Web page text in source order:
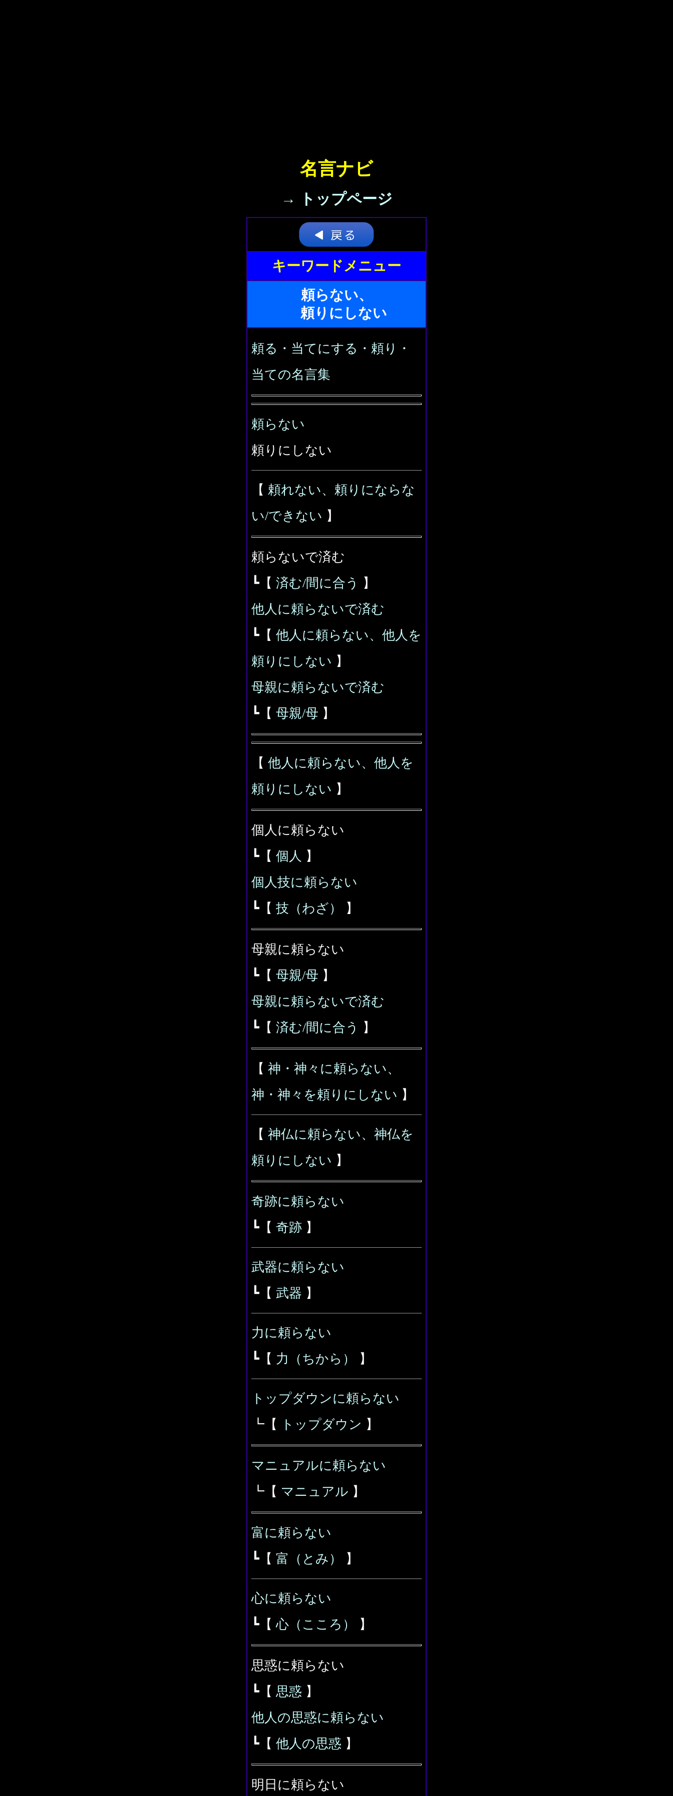
名言ナビ
→ トップページ
キーワードメニュー
頼らない、
頼りにしない
頼る・当てにする・頼り・
当ての名言集
頼らない
頼りにしない
【 頼れない、頼りにならな
い/できない 】
頼らないで済む
┗【 済む/間に合う
】
他人に頼らないで済む
┗【 他人に頼らない、他人を
頼りにしない 】
母親に頼らないで済む
┗【 母親/母 】
【 他人に頼らない、他人を
頼りにしない 】
個人に頼らない
┗【 個人 】
個人技に頼らない
┗【 技（わざ） 】
母親に頼らない
┗【 母親/母 】
母親に頼らないで済む
┗【 済む/間に合う 】
【 神・神々に頼らない、
神・神々を頼りにしない 】
【 神仏に頼らない、神仏を
頼りにしない 】
奇跡に頼らない
┗【 奇跡 】
武器に頼らない
┗【 武器 】
力に頼らない
┗【 力（ちから） 】
トップダウンに頼らない
┗【
トップダウン 】
マニュアルに頼らない
┗【 マニュアル 】
富に頼らない
┗【 富（とみ） 】
心に頼らない
┗【心（こころ） 】
思惑に頼らない
┗【 思惑 】
他人の思惑に頼らない
┗【 他人の思惑 】
明日に頼らない